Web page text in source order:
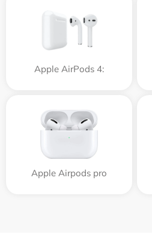
Apple AirPods 4:
Apple Airpods pro